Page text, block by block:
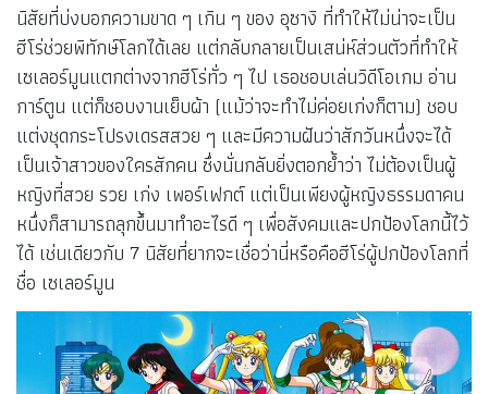
นิสัยที่บ่งบอกความขาด ๆ เกิน ๆ ของ อุซางิ ที่ทำให้ไม่น่าจะเป็น
ฮีโร่ช่วยพิทักษ์โลกได้เลย แต่กลับกลายเป็นเสน่ห์ส่วนตัวที่ทำให้
เซเลอร์มูนแตกต่างจากฮีโร่ทั่ว ๆ ไป เธอชอบเล่นวิดีโอเกม อ่าน
การ์ตูน แต่ก็ชอบงานเย็บผ้า (แม้ว่าจะทำไม่ค่อยเก่งก็ตาม) ชอบ
แต่งชุดกระโปรงเดรสสวย ๆ และมีความฝันว่าสักวันหนึ่งจะได้
เป็นเจ้าสาวของใครสักคน ซึ่งนั่นกลับยิ่งตอกย้ำว่า ไม่ต้องเป็นผู้
หญิงที่สวย รวย เก่ง เพอร์เฟกต์ แต่เป็นเพียงผู้หญิงธรรมดาคน
หนึ่งก็สามารถลุกขึ้นมาทำอะไรดี ๆ เพื่อสังคมและปกป้องโลกนี้ไว้
ได้ เช่นเดียวกับ 7 นิสัยที่ยากจะเชื่อว่านี่หรือคือฮีโร่ผู้ปกป้องโลกที่
ชื่อ เซเลอร์มูน